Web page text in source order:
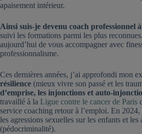
apaisement intérieur.
Ainsi suis-je devenu coach professionnel
suivi les formations parmi les plus
aujourd’hui de vous accompagner avec
professionnalisme.
Ces dernières années, j’ai approfondi mon
résilience (mieux vivre son passé et les
d’emprise, les injonctions et auto-
travaillé à la Ligue contre le cancer de Paris
service coaching retour à l’emploi. En
les agressions sexuelles sur les enfants et les
(pédocriminalité).